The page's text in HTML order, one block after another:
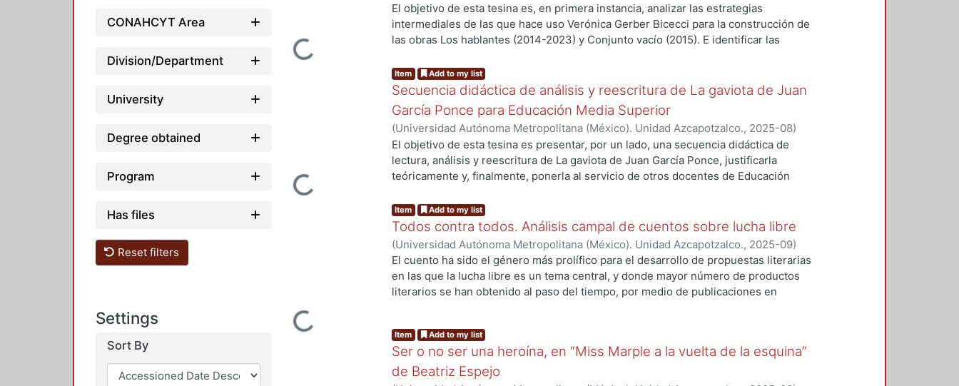
CONAHCYT Area
Division/Department
University
Degree obtained
Program
Has files
Reset filters
Settings
Sort By
Loading...
Hernández Hernández, Odhet
El objetivo de esta tesina es, en primera instancia, analizar las estrategias
intermediales de las que hace uso Verónica Gerber Bicecci para la construcción de
las obras Los hablantes (2014-2023) y Conjunto vacío (2015). E identificar las
arte inespecífico de Florencia Garramuño, pues se postula que estas obras son
frutos impropios.
Loading...
Item Add to my list
Secuencia didáctica de análisis y reescritura de La gaviota de Juan
García Ponce para Educación Media Superior
(Universidad Autónoma Metropolitana (México). Unidad Azcapotzalco., 2025-08)
Bravo Varela, Julia
El objetivo de esta tesina es presentar, por un lado, una secuencia didáctica de
lectura, análisis y reescritura de La gaviota de Juan García Ponce, justificarla
teóricamente y, finalmente, ponerla al servicio de otros docentes de Educación
por ejemplo: establecer diálogos críticos con textos literarios, aproximar a les
estudiantes a la literatura mexicana, interpretar el mundo narrado en relación con
su contexto concreto o promover la escritura creativa en el aula.
Loading...
Item Add to my list
Todos contra todos. Análisis campal de cuentos sobre lucha libre
(Universidad Autónoma Metropolitana (México). Unidad Azcapotzalco., 2025-09)
Bastida Aguilar, Leonardo
El cuento ha sido el género más prolífico para el desarrollo de propuestas literarias
en las que la lucha libre es un tema central, y donde mayor número de productos
literarios se han obtenido al paso del tiempo, por medio de publicaciones en
analizar la estructura y los elementos de dos cuentos de escritores mexicanos
ambientados en el entorno de la lucha libre. De forma específica, se buscará
establecer las características de los elementos con los que los autores
Item Add to my list
Ser o no ser una heroína, en “Miss Marple a la vuelta de la esquina”
de Beatriz Espejo